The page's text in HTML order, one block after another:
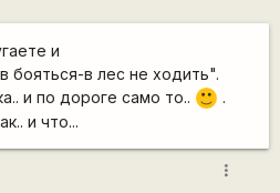
и
бояться-в лес не ходить".
и по дороге само то..
:)
.
и что...
more_vert